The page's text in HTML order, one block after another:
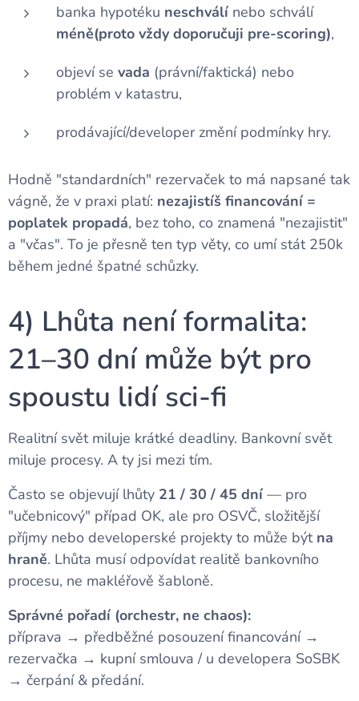
banka hypotéku neschválí nebo schválí
méně(proto vždy doporučuji pre-scoring),
objeví se vada (právní/faktická) nebo
problém v katastru,
prodávající/developer změní podmínky hry.
Hodně "standardních" rezervaček to má napsané tak
vágně, že v praxi platí: nezajistíš financování =
poplatek propadá, bez toho, co znamená "nezajistit"
a "včas". To je přesně ten typ věty, co umí stát 250k
během jedné špatné schůzky.
4) Lhůta není formalita:
21–30 dní může být pro
spoustu lidí sci-fi
Realitní svět miluje krátké deadliny. Bankovní svět
miluje procesy. A ty jsi mezi tím.
Často se objevují lhůty 21 / 30 / 45 dní — pro
"učebnicový" případ OK, ale pro OSVČ, složitější
příjmy nebo developerské projekty to může být na
hraně. Lhůta musí odpovídat realitě bankovního
procesu, ne makléřově šabloně.
Správné pořadí (orchestr, ne chaos):
příprava → předběžné posouzení financování →
rezervačka → kupní smlouva / u developera SoSBK
→ čerpání & předání.